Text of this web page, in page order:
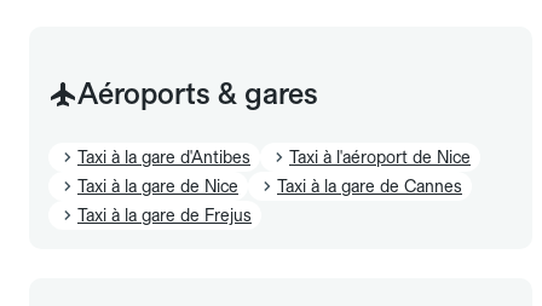
Aéroports & gares
Taxi à la gare d'Antibes
Taxi à l'aéroport de Nice
Taxi à la gare de Nice
Taxi à la gare de Cannes
Taxi à la gare de Frejus